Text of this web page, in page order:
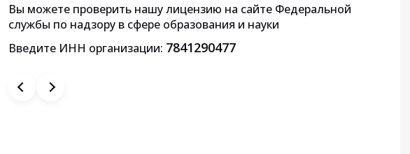
Вы можете проверить нашу лицензию на сайте Федеральной
службы по надзору в сфере образования и науки
Введите ИНН организации: 7841290477
Приложение к лицензии на осуществление
образовательной деятельности